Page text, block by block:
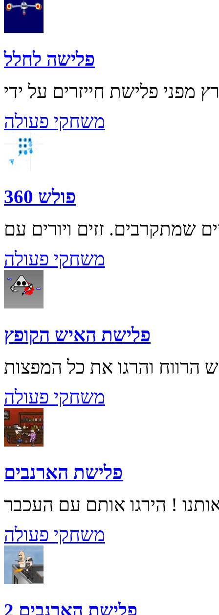
פלישה לחלל
משחקי פעולה
פולש 360
משחקי פעולה
פלישת האיש הקופץ
משחקי פעולה
פלישת הארנבים
משחקי פעולה
פלישת הארנבים 2